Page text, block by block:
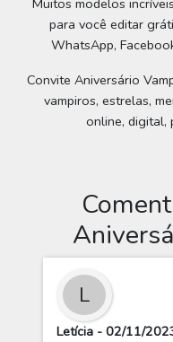
Muitos modelos
para você editar
WhatsApp,
Convite Aniversário
vampiros, estrelas,
online, digital,
L
Letícia - 02/11/